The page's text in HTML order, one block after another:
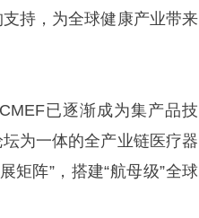
持，为全球健康产业带来
已逐渐成为集产品技
为一体的全产业链医疗器
矩阵”，搭建“航母级”全球